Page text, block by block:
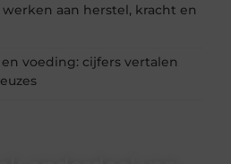
aan herstel, kracht en
voeding: cijfers vertalen